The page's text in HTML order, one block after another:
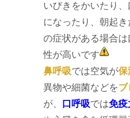
いびきをかいたり
になったり、朝起き
の症状がある場合
性が高いです
鼻呼吸では空気が保
異物や細菌などをブ
が、
口呼吸では免疫